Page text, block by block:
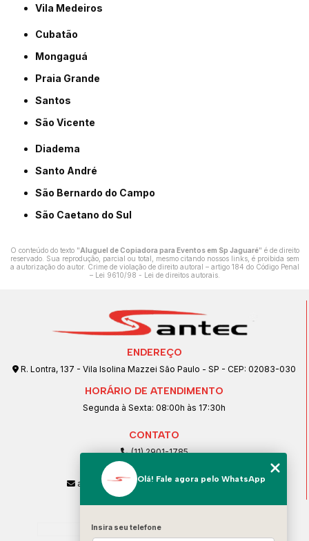
Vila Medeiros
Cubatão
Mongaguá
Praia Grande
Santos
São Vicente
Diadema
Santo André
São Bernardo do Campo
São Caetano do Sul
O conteúdo do texto "Aluguel de Copiadora para Eventos em Sp Jaguaré" é de direito
reservado. Sua reprodução, parcial ou total, mesmo citando nossos links, é proibida sem
a autorização do autor. Crime de violação de direito autoral – artigo 184 do Código Penal
– Lei 9610/98 - Lei de direitos autorais.
ENDEREÇO
R. Lontra, 137 - Vila Isolina Mazzei São Paulo - SP - CEP: 02083-030
HORÁRIO DE ATENDIMENTO
Segunda à Sexta: 08:00h às 17:30h
CONTATO
(11) 2901-1785
(11) 99239-1832
atendimento@santeccopiadoras.com.br
Home
Olá! Fale agora pelo WhatsApp
Insira seu telefone